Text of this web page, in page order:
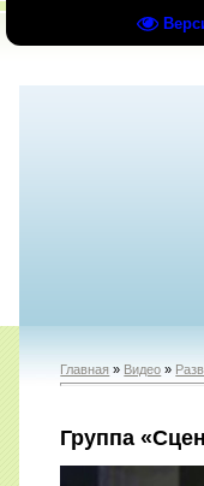
Главная » Видео »
Группа